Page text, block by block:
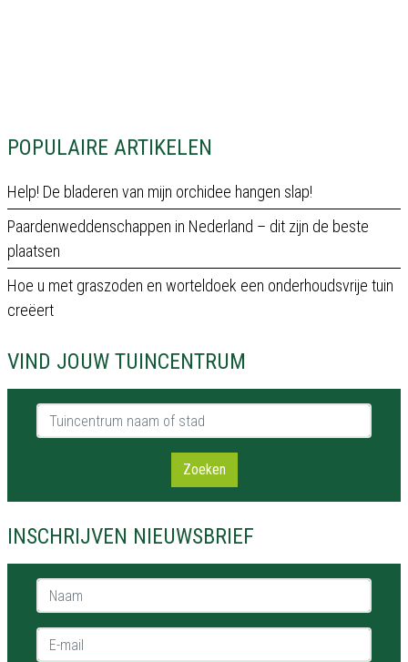
POPULAIRE ARTIKELEN
Help! De bladeren van mijn orchidee hangen slap!
Paardenweddenschappen in Nederland – dit zijn de beste
plaatsen
Hoe u met graszoden en worteldoek een onderhoudsvrije tuin
creëert
VIND JOUW TUINCENTRUM
Tuincentrum naam of stad
Zoeken
INSCHRIJVEN NIEUWSBRIEF
Naam *
E-mail *